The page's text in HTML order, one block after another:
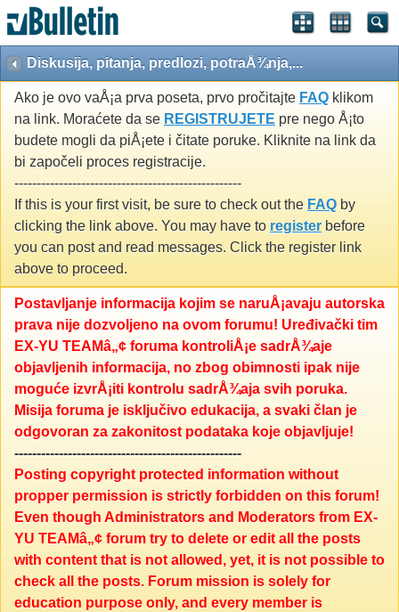
Diskusija, pitanja, predlozi, potraÅ¾nja,...
Ako je ovo vaÅ¡a prva poseta, prvo pročitajte FAQ klikom
na link. Moraćete da se REGISTRUJETE pre nego Å¡to
budete mogli da piÅ¡ete i čitate poruke. Kliknite na link da
bi započeli proces registracije.
---------------------------------------------------
If this is your first visit, be sure to check out the FAQ by
clicking the link above. You may have to register before
you can post and read messages. Click the register link
above to proceed.
Postavljanje informacija kojim se naruÅ¡avaju autorska
prava nije dozvoljeno na ovom forumu! Uređivački tim
EX-YU TEAMâ„¢ foruma kontroliÅ¡e sadrÅ¾aje
objavljenih informacija, no zbog obimnosti ipak nije
moguće izvrÅ¡iti kontrolu sadrÅ¾aja svih poruka.
Misija foruma je isključivo edukacija, a svaki član je
odgovoran za zakonitost podataka koje objavljuje!
---------------------------------------------------
Posting copyright protected information without
propper permission is strictly forbidden on this forum!
Even though Administrators and Moderators from EX-
YU TEAMâ„¢ forum try to delete or edit all the posts
with content that is not allowed, yet, it is not possible to
check all the posts. Forum mission is solely for
education purpose only, and every member is